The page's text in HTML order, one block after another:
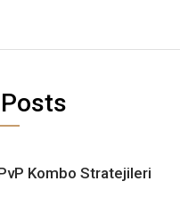
Kombo Stratejileri